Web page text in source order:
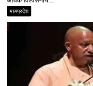
मध्यप्रदेश